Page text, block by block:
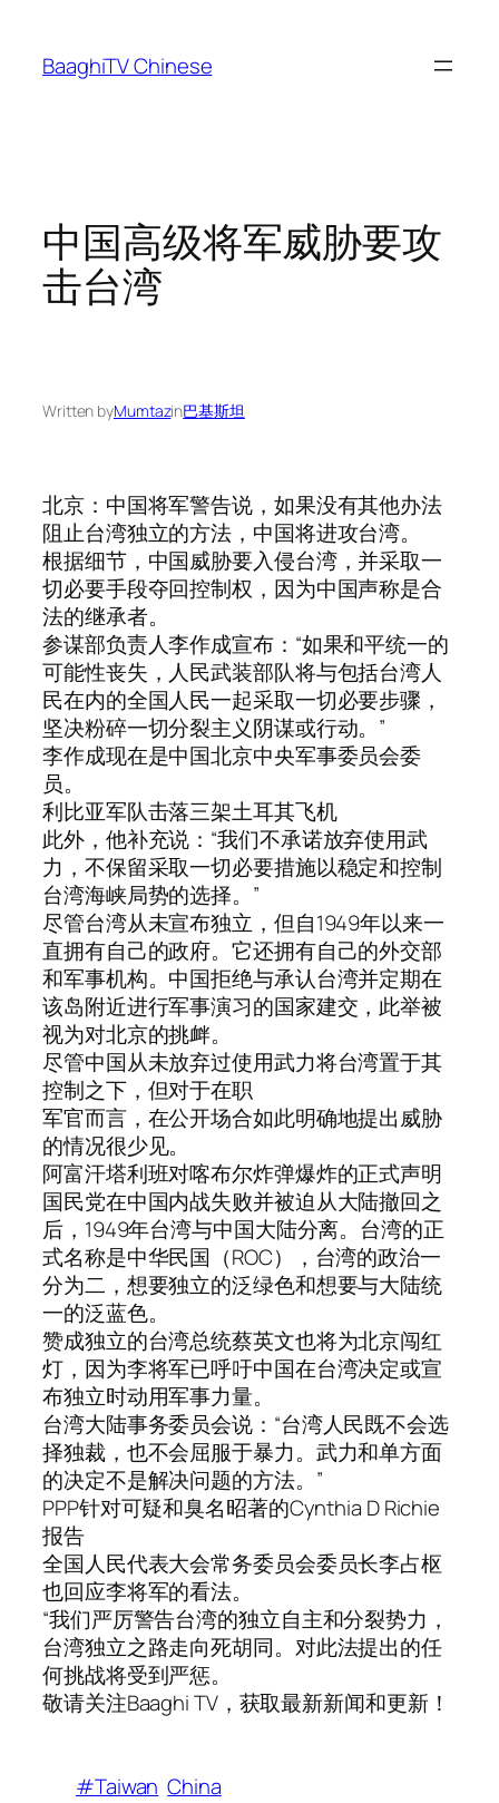
content
BaaghiTV Chinese
中国高级将军威胁要攻
击台湾
Written byMumtazin巴基斯坦
北京：中国将军警告说，如果没有其他办法
阻止台湾独立的方法，中国将进攻台湾。
根据细节，中国威胁要入侵台湾，并采取一
切必要手段夺回控制权，因为中国声称是合
法的继承者。
参谋部负责人李作成宣布：“如果和平统一的
可能性丧失，人民武装部队将与包括台湾人
民在内的全国人民一起采取一切必要步骤，
坚决粉碎一切分裂主义阴谋或行动。”
李作成现在是中国北京中央军事委员会委
员。
利比亚军队击落三架土耳其飞机
此外，他补充说：“我们不承诺放弃使用武
力，不保留采取一切必要措施以稳定和控制
台湾海峡局势的选择。”
尽管台湾从未宣布独立，但自1949年以来一
直拥有自己的政府。它还拥有自己的外交部
和军事机构。中国拒绝与承认台湾并定期在
该岛附近进行军事演习的国家建交，此举被
视为对北京的挑衅。
尽管中国从未放弃过使用武力将台湾置于其
控制之下，但对于在职
军官而言，在公开场合如此明确地提出威胁
的情况很少见。
阿富汗塔利班对喀布尔炸弹爆炸的正式声明
国民党在中国内战失败并被迫从大陆撤回之
后，1949年台湾与中国大陆分离。台湾的正
式名称是中华民国（ROC），台湾的政治一
分为二，想要独立的泛绿色和想要与大陆统
一的泛蓝色。
赞成独立的台湾总统蔡英文也将为北京闯红
灯，因为李将军已呼吁中国在台湾决定或宣
布独立时动用军事力量。
台湾大陆事务委员会说：“台湾人民既不会选
择独裁，也不会屈服于暴力。武力和单方面
的决定不是解决问题的方法。”
PPP针对可疑和臭名昭著的Cynthia D Richie
报告
全国人民代表大会常务委员会委员长李占枢
也回应李将军的看法。
“我们严厉警告台湾的独立自主和分裂势力，
台湾独立之路走向死胡同。对此法提出的任
何挑战将受到严惩。
敬请关注Baaghi TV，获取最新新闻和更新！
#Taiwan China